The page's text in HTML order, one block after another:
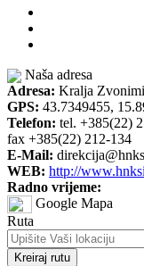
Naša adresa
Adresa: Kralja
GPS: 43.7349455,
Telefon: tel. +385(22)
fax +385(22) 212-134
E-Mail:
WEB: http://
Radno vrijeme:
Google Mapa
Ruta
Kreiraj rutu